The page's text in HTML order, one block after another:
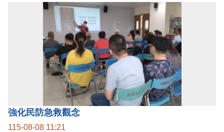
強化民防急救觀念
115-08-08 11:21